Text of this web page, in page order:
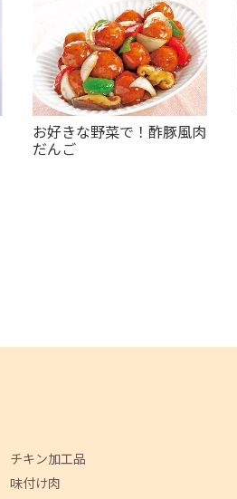
お好きな野菜で！酢豚風肉
だんご
チキン加工品
味付け肉